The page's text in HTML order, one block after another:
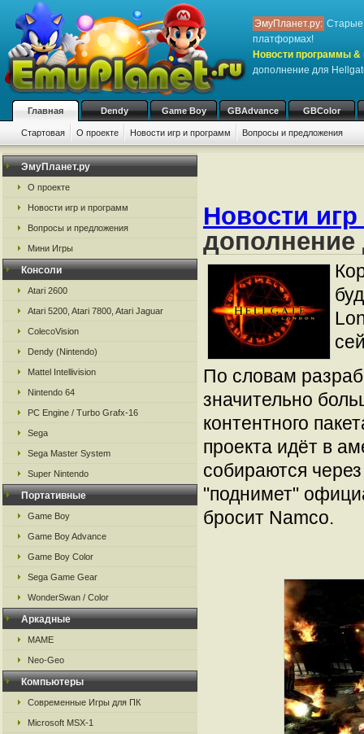
ЭмуПланет.ру: Старые
платформах!
Новости программы &
дополнение для
Главная Dendy Game Boy GBAdvance GBColor
Стартовая О проекте Новости игр и программ Вопросы и предложения
ЭмуПланет.ру
О проекте
Новости игр и программ
Вопросы и предложения
Мини Игры
Консоли
Atari 2600
Atari 5200, Atari 7800, Atari Jaguar
ColecoVision
Dendy (Nintendo)
Mattel Intellivision
Nintendo 64
PC Engine / Turbo Grafx-16
Sega
Sega Master System
Super Nintendo
Портативные
Game Boy
Game Boy Advance
Game Boy Color
Sega Game Gear
WonderSwan / Color
Аркадные
MAME
Neo-Geo
Компьютеры
Современные Игры для ПК
Microsoft MSX-1
Новости
дополнение
По словам
значительно
контентного
проекта идёт в
собираются
"поднимет"
бросит Namco.